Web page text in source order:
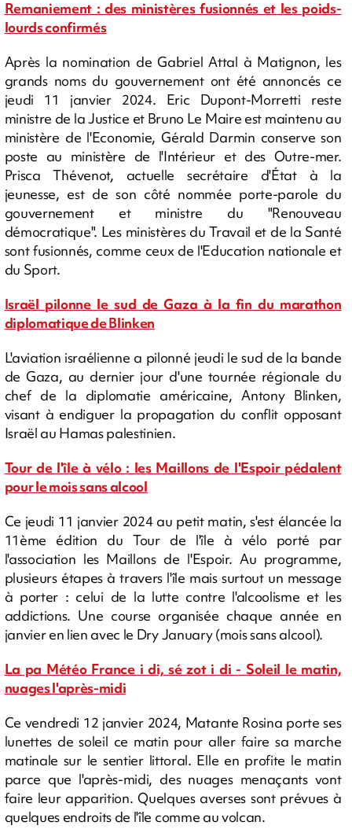
Remaniement : des ministères fusionnés et les poids-
lourds confirmés
Après la nomination de Gabriel Attal à Matignon, les
grands noms du gouvernement ont été annoncés ce
jeudi 11 janvier 2024. Eric Dupont-Morretti reste
ministre de la Justice et Bruno Le Maire est maintenu au
ministère de l'Economie, Gérald Darmin conserve son
poste au ministère de l'Intérieur et des Outre-mer.
Prisca Thévenot, actuelle secrétaire d'État à la
jeunesse, est de son côté nommée porte-parole du
gouvernement et ministre du "Renouveau
démocratique". Les ministères du Travail et de la Santé
sont fusionnés, comme ceux de l'Education nationale et
du Sport.
Israël pilonne le sud de Gaza à la fin du marathon
diplomatique de Blinken
L'aviation israélienne a pilonné jeudi le sud de la bande
de Gaza, au dernier jour d'une tournée régionale du
chef de la diplomatie américaine, Antony Blinken,
visant à endiguer la propagation du conflit opposant
Israël au Hamas palestinien.
Tour de l'île à vélo : les Maillons de l'Espoir pédalent
pour le mois sans alcool
Ce jeudi 11 janvier 2024 au petit matin, s'est élancée la
11ème édition du Tour de l'île à vélo porté par
l'association les Maillons de l'Espoir. Au programme,
plusieurs étapes à travers l'île mais surtout un message
à porter : celui de la lutte contre l'alcoolisme et les
addictions. Une course organisée chaque année en
janvier en lien avec le Dry January (mois sans alcool).
La pa Météo France i di, sé zot i di - Soleil le matin,
nuages l'après-midi
Ce vendredi 12 janvier 2024, Matante Rosina porte ses
lunettes de soleil ce matin pour aller faire sa marche
matinale sur le sentier littoral. Elle en profite le matin
parce que l'après-midi, des nuages menaçants vont
faire leur apparition. Quelques averses sont prévues à
quelques endroits de l'île comme au volcan.